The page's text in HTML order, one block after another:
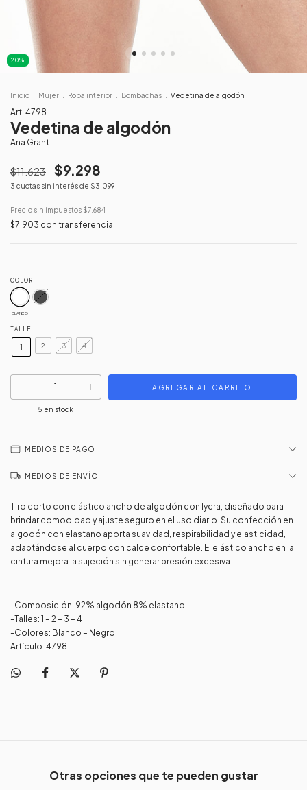
20%
Inicio Mujer Ropa interior Bombachas Vedetina de algodón
Art: 4798
Vedetina de algodón
Ana Grant
$11.623 $9.298
3 cuotas sin interés de $3.099
Precio sin impuestos $7.684
$7.903 con transferencia
COLOR
BLANCO
TALLE
1 2 3 4
5 en stock
MEDIOS DE PAGO
MEDIOS DE ENVÍO
Tiro corto con elástico ancho de algodón con lycra, diseñado para
brindar comodidad y ajuste seguro en el uso diario. Su confección en
algodón con elastano aporta suavidad, respirabilidad y elasticidad,
adaptándose al cuerpo con calce confortable. El elástico ancho en la
cintura mejora la sujeción sin generar presión excesiva.
-Composición: 92% algodón 8% elastano
-Talles: 1 – 2 – 3 – 4
-Colores: Blanco – Negro
Artículo: 4798
Otras opciones que te pueden gustar